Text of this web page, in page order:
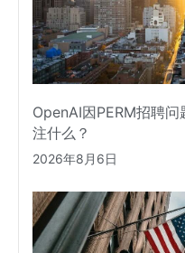
OpenAI因PERM招聘
注什么？
2026年8月6日